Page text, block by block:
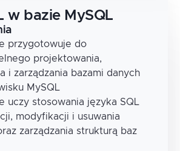
w bazie MySQL
przygotowuje do
projektowania,
i zarządzania bazami danych
MySQL
uczy stosowania języka SQL
modyfikacji i usuwania
zarządzania strukturą baz